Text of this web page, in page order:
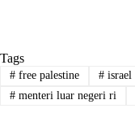
Tags
#free palestine #israel
#menteri luar negeri ri